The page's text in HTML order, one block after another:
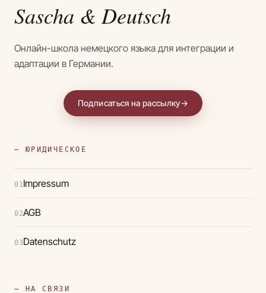
Sascha & Deutsch
Онлайн-школа немецкого языка для интеграции и
адаптации в Германии.
Подписаться на рассылку→
— ЮРИДИЧЕСКОЕ
01Impressum
02AGB
03Datenschutz
— НА СВЯЗИ